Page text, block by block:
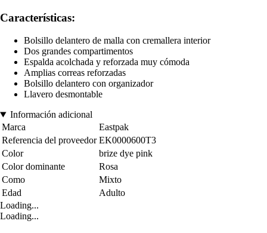
Características:
Bolsillo delantero de malla con cremallera interior
Dos grandes compartimentos
Espalda acolchada y reforzada muy cómoda
Amplias correas reforzadas
Bolsillo delantero con organizador
Llavero desmontable
Información adicional
Marca
Eastpak
Referencia del proveedor EK0000600T3
Color
brize dye pink
Color dominante
Rosa
Como
Mixto
Edad
Adulto
Loading...
Loading...